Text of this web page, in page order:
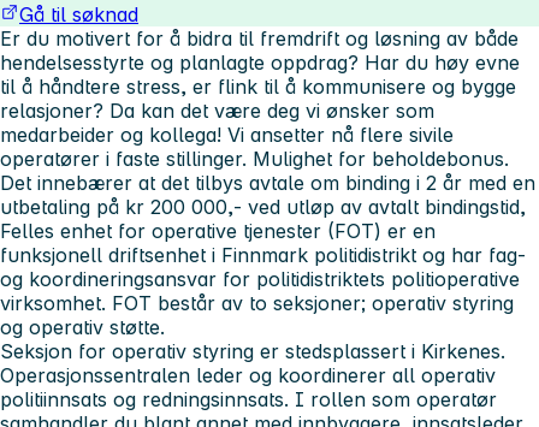
Gå til søknad
Er du motivert for å bidra til fremdrift og løsning av både
hendelsesstyrte og planlagte oppdrag? Har du høy evne
til å håndtere stress, er flink til å kommunisere og bygge
relasjoner? Da kan det være deg vi ønsker som
medarbeider og kollega! Vi ansetter nå flere sivile
operatører i faste stillinger. Mulighet for beholdebonus.
Det innebærer at det tilbys avtale om binding i 2 år med en
utbetaling på kr 200 000,- ved utløp av avtalt bindingstid,
Felles enhet for operative tjenester (FOT) er en
funksjonell driftsenhet i Finnmark politidistrikt og har fag-
og koordineringsansvar for politidistriktets politioperative
virksomhet. FOT består av to seksjoner; operativ styring
og operativ støtte.
Seksjon for operativ styring er stedsplassert i Kirkenes.
Operasjonssentralen leder og koordinerer all operativ
politiinnsats og redningsinnsats. I rollen som operatør